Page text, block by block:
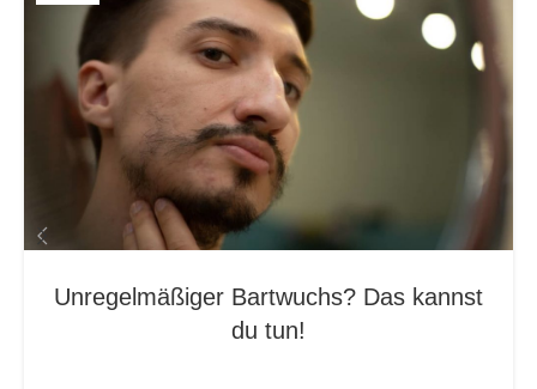
Unregelmäßiger Bartwuchs? Das kannst
du tun!